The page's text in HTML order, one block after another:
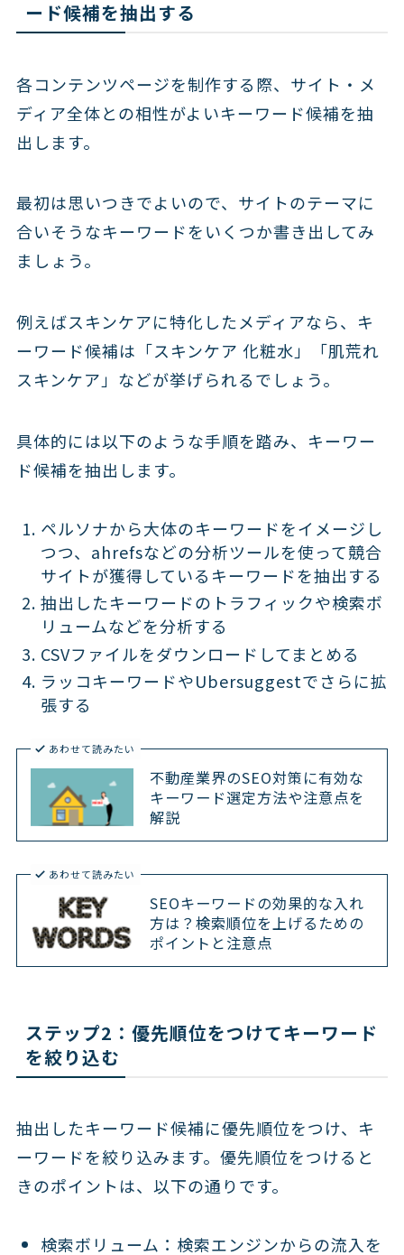
ード候補を抽出する
各コンテンツページを制作する際、サイト・メ
ディア全体との相性がよいキーワード候補を抽
出します。
最初は思いつきでよいので、サイトのテーマに
合いそうなキーワードをいくつか書き出してみ
ましょう。
例えばスキンケアに特化したメディアなら、キ
ーワード候補は「スキンケア 化粧水」「肌荒れ
スキンケア」などが挙げられるでしょう。
具体的には以下のような手順を踏み、キーワー
ド候補を抽出します。
ペルソナから大体のキーワードをイメージし
つつ、ahrefsなどの分析ツールを使って競合
サイトが獲得しているキーワードを抽出する
抽出したキーワードのトラフィックや検索ボ
リュームなどを分析する
CSVファイルをダウンロードしてまとめる
ラッコキーワードやUbersuggestでさらに拡
張する
あわせて読みたい
不動産業界のSEO対策に有効な
キーワード選定方法や注意点を
解説
あわせて読みたい
SEOキーワードの効果的な入れ
方は？検索順位を上げるための
ポイントと注意点
ステップ2：優先順位をつけてキーワード
を絞り込む
抽出したキーワード候補に優先順位をつけ、キ
ーワードを絞り込みます。優先順位をつけると
きのポイントは、以下の通りです。
検索ボリューム：検索エンジンからの流入を